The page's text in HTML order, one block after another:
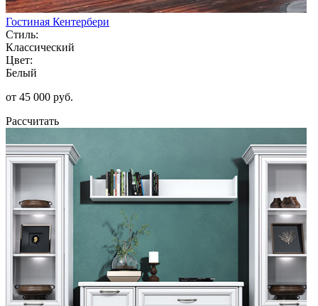
Гостиная Кентербери
Стиль:
Классический
Цвет:
Белый
от 45 000 руб.
Рассчитать